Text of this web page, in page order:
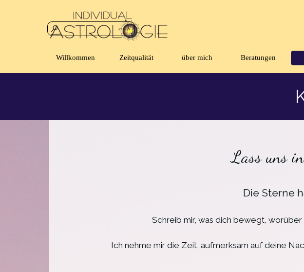
Willkommen Zeitqualität ▼
über mich Beratungen
Lass uns
Die Sterne
Schreib mir, was dich bewegt,
Ich nehme mir die Zeit, aufmerksam auf deine